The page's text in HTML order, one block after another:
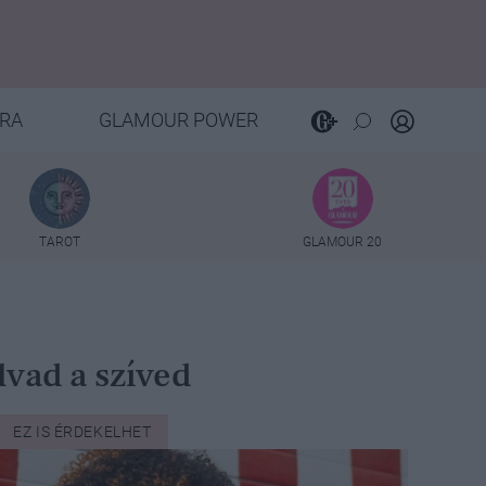
GLAMOUR POWER
TAROT GLAMOUR 20
a szíved
EZ IS ÉRDEKELHET